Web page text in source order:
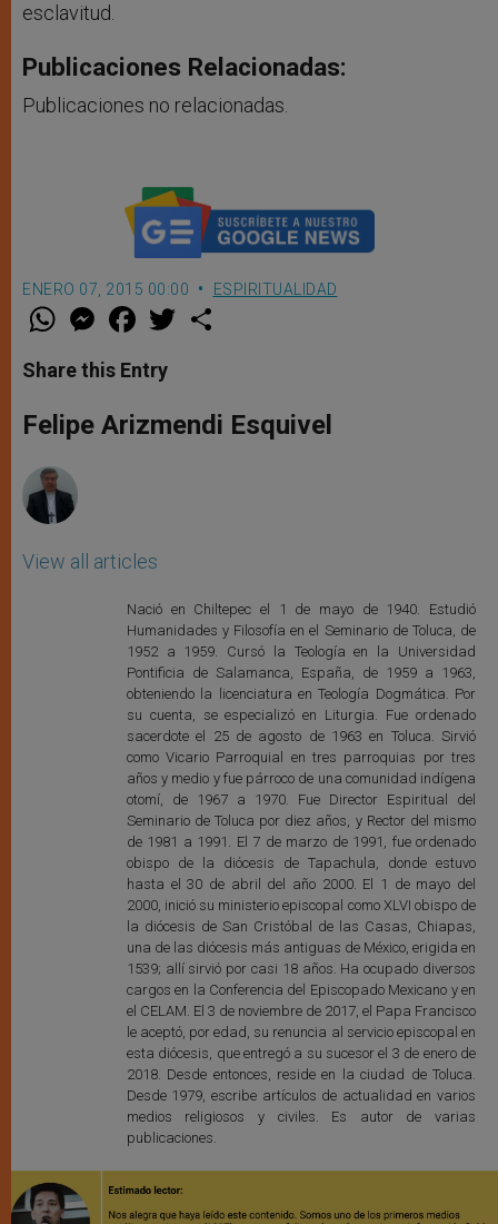
esclavitud.
Publicaciones Relacionadas:
Publicaciones no relacionadas.
ENERO 07, 2015 00:00 ESPIRITUALIDAD
W
t
s
p
p
M
e
s
e
g
e
F
a
e
b
o
k
w
r
Share this Entry
Felipe Arizmendi Esquivel
View all articles
Nació en Chiltepec el 1 de mayo de 1940. Estudió
Humanidades y Filosofía en el Seminario de Toluca, de
1952 a 1959. Cursó la Teología en la Universidad
Pontificia de Salamanca, España, de 1959 a 1963,
obteniendo la licenciatura en Teología Dogmática. Por
su cuenta, se especializó en Liturgia. Fue ordenado
sacerdote el 25 de agosto de 1963 en Toluca. Sirvió
como Vicario Parroquial en tres parroquias por tres
años y medio y fue párroco de una comunidad indígena
otomí, de 1967 a 1970. Fue Director Espiritual del
Seminario de Toluca por diez años, y Rector del mismo
de 1981 a 1991. El 7 de marzo de 1991, fue ordenado
obispo de la diócesis de Tapachula, donde estuvo
hasta el 30 de abril del año 2000. El 1 de mayo del
2000, inició su ministerio episcopal como XLVI obispo de
la diócesis de San Cristóbal de las Casas, Chiapas,
una de las diócesis más antiguas de México, erigida en
1539; allí sirvió por casi 18 años. Ha ocupado diversos
cargos en la Conferencia del Episcopado Mexicano y en
el CELAM. El 3 de noviembre de 2017, el Papa Francisco
le aceptó, por edad, su renuncia al servicio episcopal en
esta diócesis, que entregó a su sucesor el 3 de enero de
2018. Desde entonces, reside en la ciudad de Toluca.
Desde 1979, escribe artículos de actualidad en varios
medios religiosos y civiles. Es autor de varias
publicaciones.